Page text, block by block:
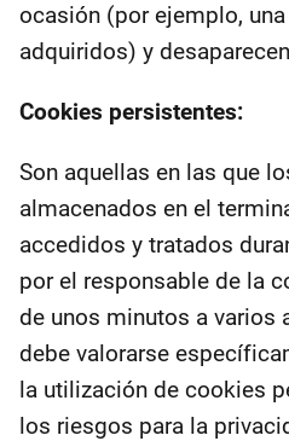
ocasión (por ejemplo,
adquiridos) y
Cookies persistentes:
Son aquellas en las que
almacenados en el
accedidos y tratados
por el responsable de la
de unos minutos a varios
debe valorarse
la utilización de cookies
los riesgos para la